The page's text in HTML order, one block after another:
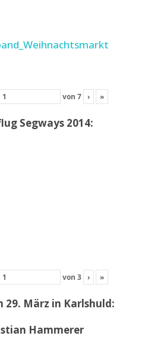
von 7 › »
Segways 2014:
von 3 › »
29. März in Karlshuld:
Hammerer